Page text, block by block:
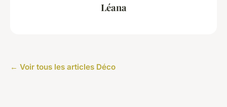
Léana
← Voir tous les articles Déco